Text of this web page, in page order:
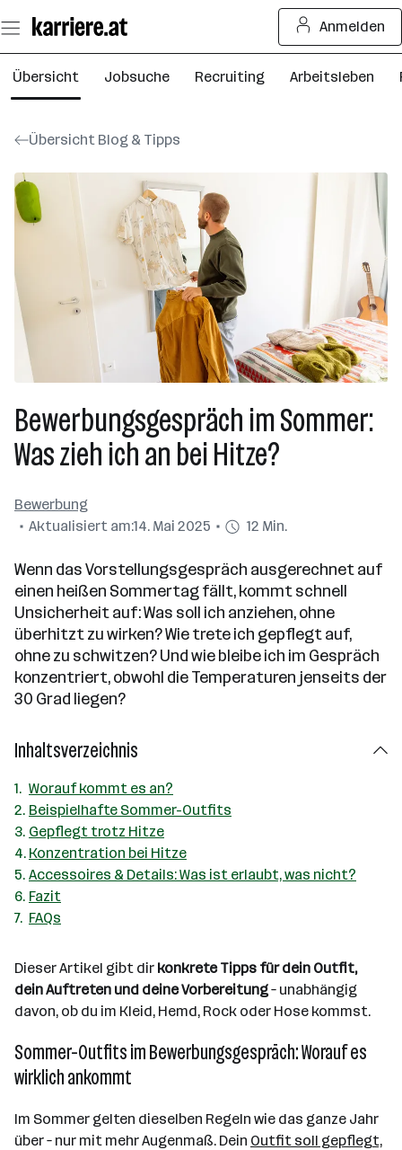
Seiteninhalt
springen
Anmelden
Übersicht Jobsuche Recruiting Arbeitsleben
Übersicht Blog & Tipps
Inhaltsverzeichnis
Worauf kommt es an?
Beispielhafte Sommer-Outfits
Gepflegt trotz Hitze
Konzentration bei Hitze
Accessoires & Details: Was ist erlaubt, was nicht?
Fazit
FAQs
Bewerbungsgespräch im Sommer:
Was zieh ich an bei Hitze?
Bewerbung
Aktualisiert am:14. Mai 2025 12 Min.
Wenn das Vorstellungsgespräch ausgerechnet auf
einen heißen Sommertag fällt, kommt schnell
Unsicherheit auf: Was soll ich anziehen, ohne
überhitzt zu wirken? Wie trete ich gepflegt auf,
ohne zu schwitzen? Und wie bleibe ich im Gespräch
konzentriert, obwohl die Temperaturen jenseits der
30 Grad liegen?
Dieser Artikel gibt dir konkrete Tipps für dein Outfit,
dein Auftreten und deine Vorbereitung– unabhängig
davon, ob du im Kleid, Hemd, Rock oder Hose kommst.
Sommer-Outfits im Bewerbungsgespräch: Worauf es
wirklich ankommt
Im Sommer gelten dieselben Regeln wie das ganze Jahr
über – nur mit mehr Augenmaß. Dein Outfit soll gepflegt,